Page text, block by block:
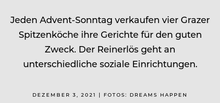
Jeden Advent-Sonntag verkaufen vier Grazer
Spitzenköche ihre Gerichte für den guten
Zweck. Der Reinerlös geht an
unterschiedliche soziale Einrichtungen.
DEZEMBER 3, 2021 | FOTOS: DREAMS HAPPEN